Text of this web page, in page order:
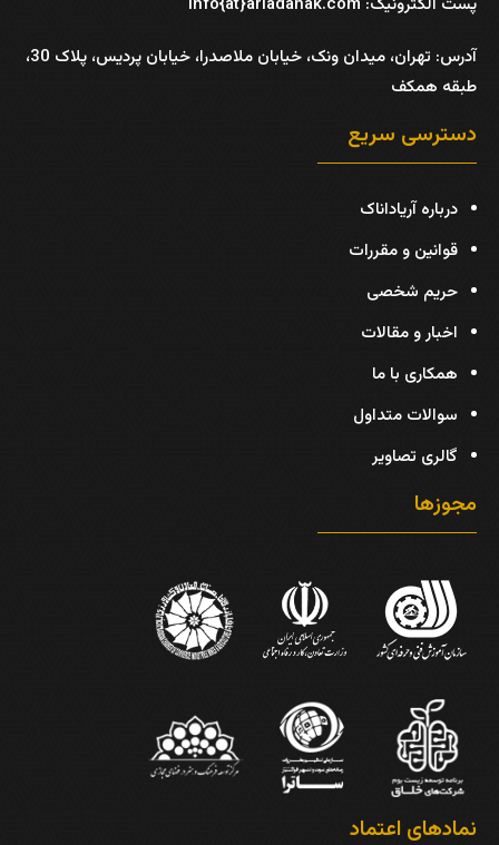
پست الکترونیک: info{at}ariadanak.com
آدرس:
تهران، میدان ونک، خیابان ملاصدرا، خیابان پردیس، پلاک 30،
طبقه همکف
دسترسی سریع
درباره آریاداناک
قوانین و مقررات
حریم شخصی
اخبار و مقالات
همکاری با ما
سوالات متداول
گالری تصاویر
مجوزها
نمادهای اعتماد